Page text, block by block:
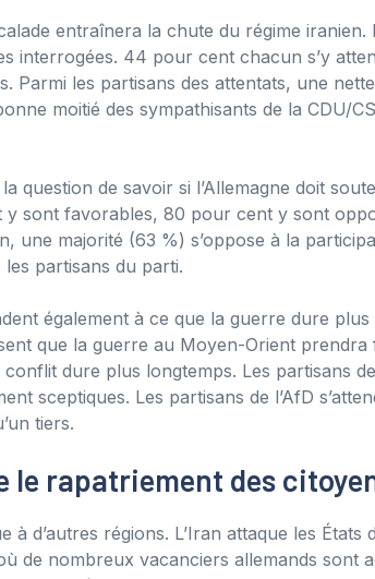
entraînera la chute du régime iranien.
interrogées. 44 pour cent chacun s’y
Parmi les partisans des attentats, une
moitié des sympathisants de la CDU/
question de savoir si l’Allemagne doit
y sont favorables, 80 pour cent y sont
une majorité (63 %) s’oppose à la
partisans du parti.
également à ce que la guerre dure
que la guerre au Moyen-Orient
dure plus longtemps. Les partisans
sceptiques. Les partisans de l’AfD
tiers.
le rapatriement des
à d’autres régions. L’Iran attaque les
de nombreux vacanciers allemands sont